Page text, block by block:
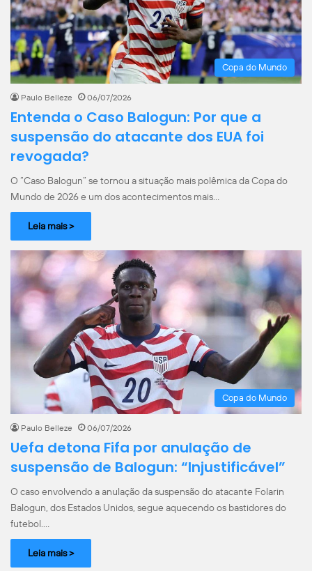
Copa do Mundo
Paulo Belleze 06/07/2026
Entenda o Caso Balogun: Por que a
suspensão do atacante dos EUA foi
revogada?
O “Caso Balogun” se tornou a situação mais polêmica da Copa do
Mundo de 2026 e um dos acontecimentos mais…
Leia mais >
Copa do Mundo
Paulo Belleze 06/07/2026
Uefa detona Fifa por anulação de
suspensão de Balogun: “Injustificável”
O caso envolvendo a anulação da suspensão do atacante Folarin
Balogun, dos Estados Unidos, segue aquecendo os bastidores do
futebol.…
Leia mais >